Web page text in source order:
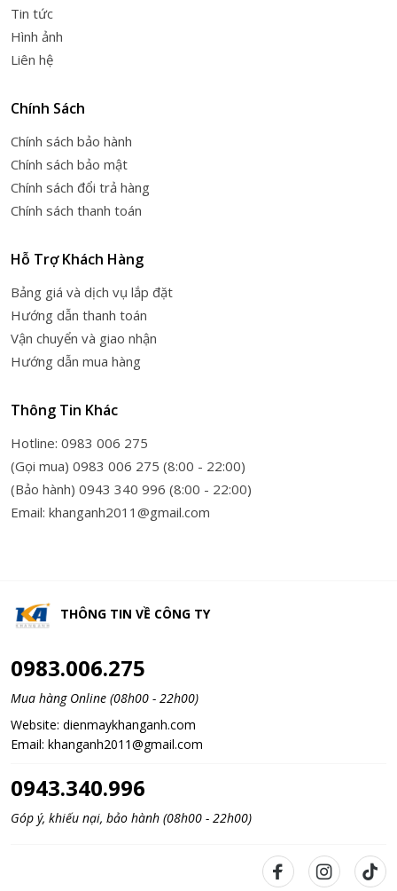
Tin tức
Hình ảnh
Liên hệ
Chính Sách
Chính sách bảo hành
Chính sách bảo mật
Chính sách đổi trả hàng
Chính sách thanh toán
Hỗ Trợ Khách Hàng
Bảng giá và dịch vụ lắp đặt
Hướng dẫn thanh toán
Vận chuyển và giao nhận
Hướng dẫn mua hàng
Thông Tin Khác
Hotline: 0983 006 275
(Gọi mua) 0983 006 275 (8:00 - 22:00)
(Bảo hành) 0943 340 996 (8:00 - 22:00)
Email: khanganh2011@gmail.com
THÔNG TIN VỀ CÔNG TY
0983.006.275
Mua hàng Online (08h00 - 22h00)
Website: dienmaykhanganh.com
Email: khanganh2011@gmail.com
0943.340.996
Góp ý, khiếu nại, bảo hành (08h00 - 22h00)